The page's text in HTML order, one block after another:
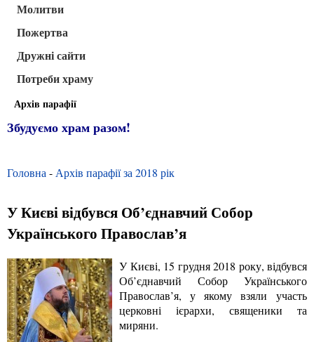
Молитви
Пожертва
Дружні сайти
Потреби храму
Архів парафії
Збудуємо храм разом!
Головна - Архів парафії за 2018 рік
У Києві відбувся Об’єднавчий Собор
Українського Православ’я
У Києві, 15 грудня 2018 року, відбувся
Об’єднавчий Собор Українського
Православ’я, у якому взяли участь
церковні ієрархи, священики та
миряни.